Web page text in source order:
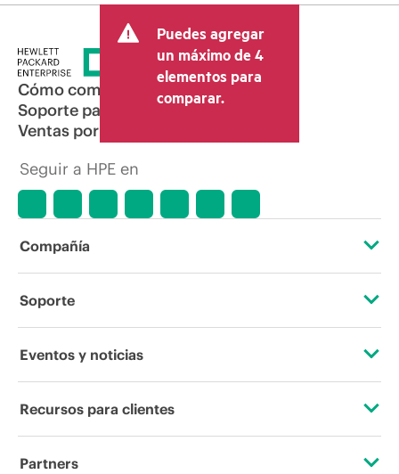
Puedes agregar
un máximo de 4
elementos para
comparar.
Cómo comprar
Soporte para productos
Ventas por correo electrónico
Seguir a HPE en
Compañía
Acerca de HPE
Responsabilidad corporativa
Laboratorios HPE
Soporte
Servicios de soporte operativo
Eventos y noticias
Eventos
Recursos para clientes
Contacta con nosotros
Partners